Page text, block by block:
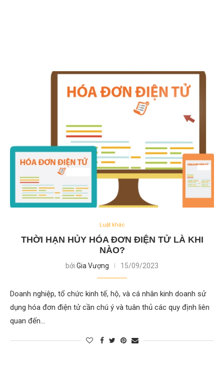
Luật khác
THỜI HẠN HỦY HÓA ĐƠN ĐIỆN TỬ LÀ KHI
NÀO?
bởi Gia Vượng 15/09/2023
Doanh nghiệp, tổ chức kinh tế, hộ, và cá nhân kinh doanh sử
dụng hóa đơn điện tử cần chú ý và tuân thủ các quy định liên
quan đến…